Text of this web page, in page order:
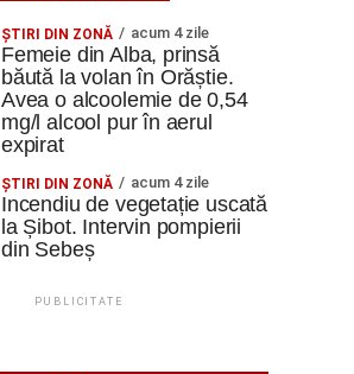
ŞTIRI DIN ZONĂ acum 4 zile
Femeie din Alba, prinsă
băută la volan în Orăștie.
Avea o alcoolemie de 0,54
mg/l alcool pur în aerul
expirat
ŞTIRI DIN ZONĂ acum 4 zile
Incendiu de vegetație uscată
la Șibot. Intervin pompierii
din Sebeș
PUBLICITATE